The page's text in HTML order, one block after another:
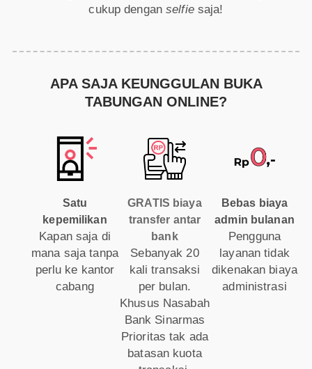
cukup denganselfiesaja!
APA SAJA KEUNGGULAN BUKA
TABUNGAN ONLINE?
Satu
kepemilikan
Kapan saja di
mana saja tanpa
perlu ke kantor
cabang
GRATIS biaya
transfer antar
bank
Sebanyak 20
kali transaksi
per bulan.
Khusus Nasabah
Bank Sinarmas
Prioritas tak ada
batasan kuota
Bebas biaya
admin bulanan
Pengguna
layanan tidak
dikenakan biaya
administrasi